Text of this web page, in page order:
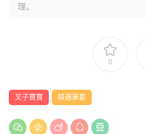
理。
0
叉子寶寶 精選單套